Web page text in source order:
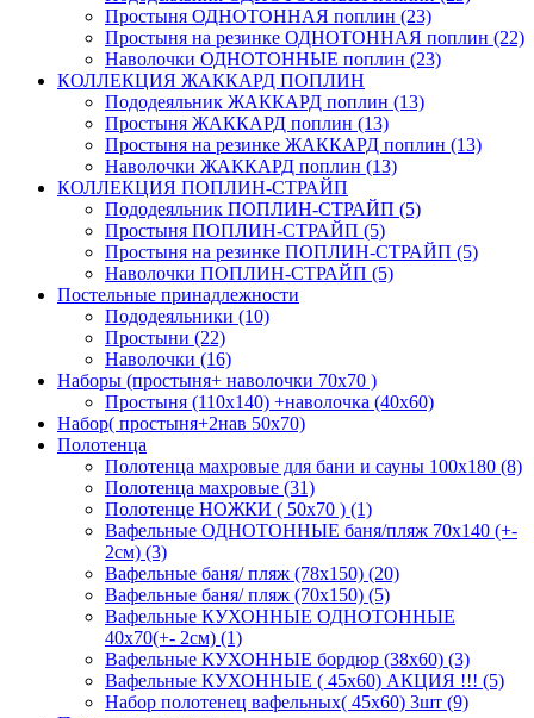
Простыня ОДНОТОННАЯ поплин (23)
Простыня на резинке ОДНОТОННАЯ поплин (22)
Наволочки ОДНОТОННЫЕ поплин (23)
КОЛЛЕКЦИЯ ЖАККАРД ПОПЛИН
Пододеяльник ЖАККАРД поплин (13)
Простыня ЖАККАРД поплин (13)
Простыня на резинке ЖАККАРД поплин (13)
Наволочки ЖАККАРД поплин (13)
КОЛЛЕКЦИЯ ПОПЛИН-СТРАЙП
Пододеяльник ПОПЛИН-СТРАЙП (5)
Простыня ПОПЛИН-СТРАЙП (5)
Простыня на резинке ПОПЛИН-СТРАЙП (5)
Наволочки ПОПЛИН-СТРАЙП (5)
Постельные принадлежности
Пододеяльники (10)
Простыни (22)
Наволочки (16)
Наборы (простыня+ наволочки 70х70 )
Простыня (110х140) +наволочка (40х60)
Набор( простыня+2нав 50х70)
Полотенца
Полотенца махровые для бани и сауны 100х180 (8)
Полотенца махровые (31)
Полотенце НОЖКИ ( 50х70 ) (1)
Вафельные ОДНОТОННЫЕ баня/пляж 70х140 (+-
2см) (3)
Вафельные баня/ пляж (78х150) (20)
Вафельные баня/ пляж (70х150) (5)
Вафельные КУХОННЫЕ ОДНОТОННЫЕ
40х70(+- 2см) (1)
Вафельные КУХОННЫЕ бордюр (38х60) (3)
Вафельные КУХОННЫЕ ( 45х60) АКЦИЯ !!! (5)
Набор полотенец вафельных( 45х60) 3шт (9)